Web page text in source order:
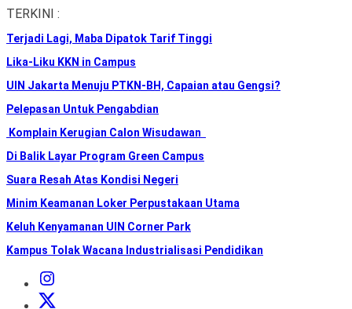
Skip
the
content
TERKINI :
Terjadi Lagi, Maba Dipatok Tarif Tinggi
Lika-Liku KKN in Campus
UIN Jakarta Menuju PTKN-BH, Capaian atau Gengsi?
Pelepasan Untuk Pengabdian
Komplain Kerugian Calon Wisudawan
Di Balik Layar Program Green Campus
Suara Resah Atas Kondisi Negeri
Minim Keamanan Loker Perpustakaan Utama
Keluh Kenyamanan UIN Corner Park
Kampus Tolak Wacana Industrialisasi Pendidikan
Instagram
Institut
X